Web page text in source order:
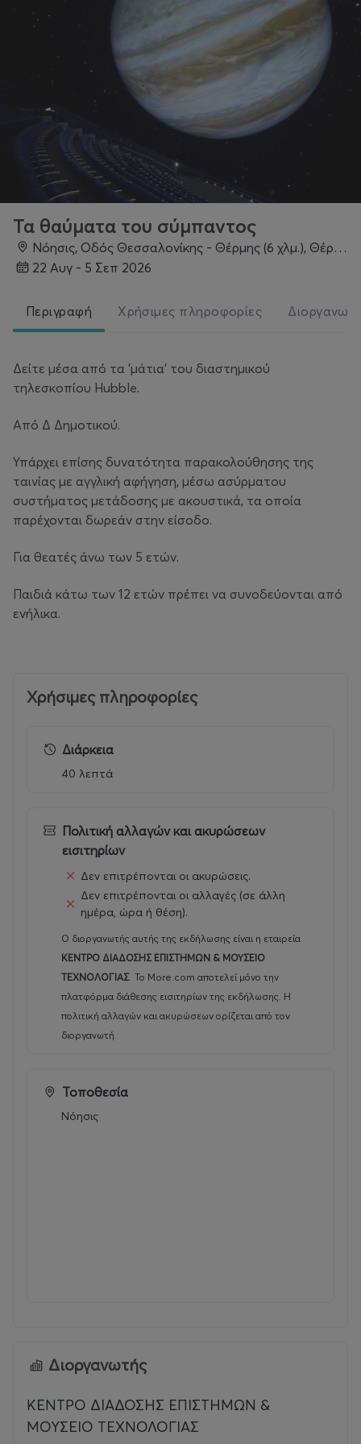
Τα θαύματα του σύμπαντος
Νόησις, Οδός Θεσσαλονίκης - Θέρμης (6 χλμ.), Θέρμη, 57001, Θεσσαλονίκη
22 Αυγ - 5 Σεπ 2026
Περιγραφή Χρήσιμες πληροφορίες
Δείτε μέσα από τα 'μάτια' του διαστημικού
τηλεσκοπίου Hubble.
Από Δ Δημοτικού.
Υπάρχει επίσης δυνατότητα παρακολούθησης της
ταινίας με αγγλική αφήγηση, μέσω ασύρματου
συστήματος μετάδοσης με ακουστικά, τα οποία
παρέχονται δωρεάν στην είσοδο.
Για θεατές άνω των 5 ετών.
Παιδιά κάτω των 12 ετών πρέπει να συνοδεύονται από
ενήλικα.
Χρήσιμες πληροφορίες
Διάρκεια
40 λεπτά
Πολιτική αλλαγών και ακυρώσεων
εισιτηρίων
Δεν επιτρέπονται οι ακυρώσεις.
Δεν επιτρέπονται οι αλλαγές (σε άλλη
ημέρα, ώρα ή θέση).
Ο διοργανωτής αυτής της εκδήλωσης είναι η εταιρεία
ΚΕΝΤΡΟ ΔΙΑΔΟΣΗΣ ΕΠΙΣΤΗΜΩΝ & ΜΟΥΣΕΙΟ
ΤΕΧΝΟΛΟΓΙΑΣ. Το More.com αποτελεί μόνο την
πλατφόρμα διάθεσης εισιτηρίων της εκδήλωσης. Η
πολιτική αλλαγών και ακυρώσεων ορίζεται από τον
διοργανωτή.
Τοποθεσία
Νόησις
Διοργανωτής
ΚΕΝΤΡΟ ΔΙΑΔΟΣΗΣ ΕΠΙΣΤΗΜΩΝ &
ΜΟΥΣΕΙΟ ΤΕΧΝΟΛΟΓΙΑΣ